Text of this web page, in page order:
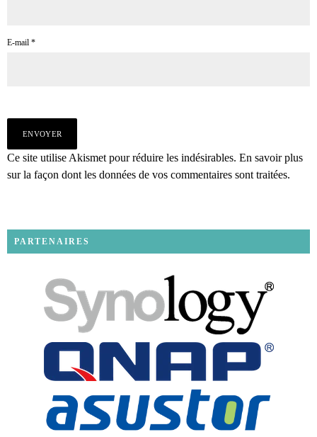
E-mail *
Ce site utilise Akismet pour réduire les indésirables. En savoir plus
sur la façon dont les données de vos commentaires sont traitées.
PARTENAIRES